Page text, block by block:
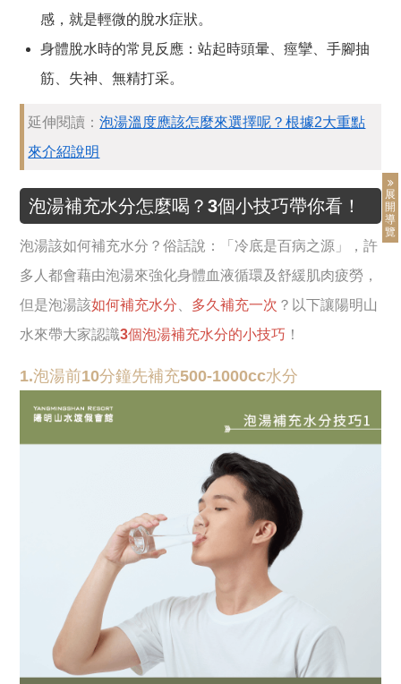
感，就是輕微的脫水症狀。
身體脫水時的常見反應：站起時頭暈、痙攣、手腳抽
筋、失神、無精打采。
延伸閱讀：泡湯溫度應該怎麼來選擇呢？根據2大重點
來介紹說明
泡湯補充水分怎麼喝？3個小技巧帶你看！
泡湯該如何補充水分？俗話說：「冷底是百病之源」，許
多人都會藉由泡湯來強化身體血液循環及舒緩肌肉疲勞，
但是泡湯該如何補充水分 多久補充一次 ？以下讓陽明山
水來帶大家認識3個泡湯補充水分的小技巧 ！
1.泡湯前10分鐘先補充500-1000cc水分
展
開
導
覽